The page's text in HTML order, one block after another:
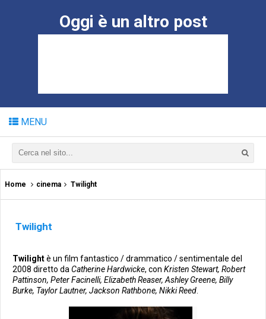
Oggi è un altro post
MENU
Home cinema Twilight
Twilight
Twilightè un film fantastico / drammatico / sentimentale del
2008 diretto da Catherine Hardwicke, con Kristen Stewart, Robert
Pattinson, Peter Facinelli, Elizabeth Reaser, Ashley Greene, Billy
Burke, Taylor Lautner, Jackson Rathbone, Nikki Reed